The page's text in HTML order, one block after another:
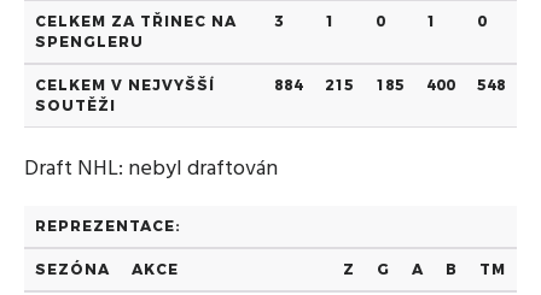
CELKEM ZA TŘINEC NA
SPENGLERU
3 1 0 1 0
CELKEM V NEJVYŠŠÍ
SOUTĚŽI
884 215 185 400 548
Draft NHL: nebyl draftován
REPREZENTACE:
SEZÓNA AKCE Z G A B TM